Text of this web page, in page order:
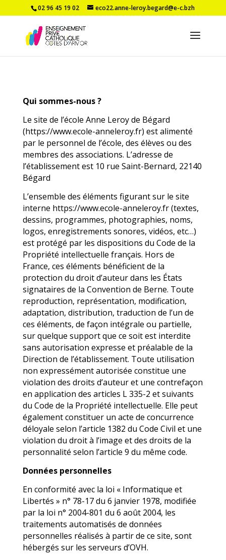
02 96 45 19 02 eco22.anne-leroy.begard@e-c.bzh
Qui sommes-nous ?
Le site de l’école Anne Leroy de Bégard
(https://www.ecole-anneleroy.fr) est alimenté
par le personnel de l’école, des élèves ou des
membres des associations. L’adresse de
l’établissement est 10 rue Saint-Bernard, 22140
Bégard
L’ensemble des éléments figurant sur le site
interne https://www.ecole-anneleroy.fr (textes,
dessins, programmes, photographies, noms,
logos, enregistrements sonores, vidéos, etc…)
est protégé par les dispositions du Code de la
Propriété intellectuelle français. Hors de
France, ces éléments bénéficient de la
protection du droit d’auteur dans les États
signataires de la Convention de Berne. Toute
reproduction, représentation, modification,
adaptation, distribution, traduction de l’un de
ces éléments, de façon intégrale ou partielle,
sur quelque support que ce soit est interdite
sans autorisation expresse et préalable de la
Direction de l’établissement. Toute utilisation
non expressément autorisée constitue une
violation des droits d’auteur et une contrefaçon
en application des articles L 335-2 et suivants
du Code de la Propriété intellectuelle. Elle peut
également constituer un acte de concurrence
déloyale selon l’article 1382 du Code Civil et une
violation du droit à l’image et des droits de la
personnalité selon l’article 9 du même code.
Données personnelles
En conformité avec la loi « Informatique et
Libertés » n° 78-17 du 6 janvier 1978, modifiée
par la loi n° 2004-801 du 6 août 2004, les
traitements automatisés de données
personnelles réalisés à partir de ce site, sont
hébergés sur les serveurs d’OVH.